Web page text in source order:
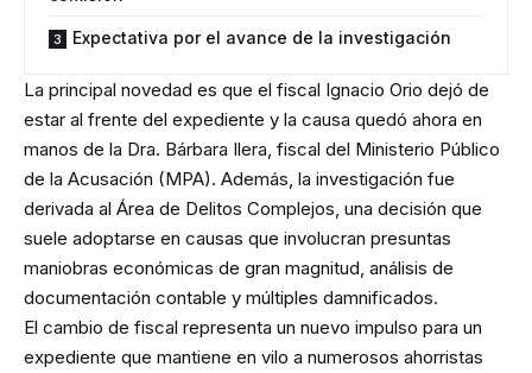
Expectativa por el avance de la investigación
La principal novedad es que el fiscal Ignacio Orio dejó de
estar al frente del expediente y la causa quedó ahora en
manos de la Dra. Bárbara Ilera, fiscal del Ministerio Público
de la Acusación (MPA). Además, la investigación fue
derivada al Área de Delitos Complejos, una decisión que
suele adoptarse en causas que involucran presuntas
maniobras económicas de gran magnitud, análisis de
documentación contable y múltiples damnificados.
El cambio de fiscal representa un nuevo impulso para un
expediente que mantiene en vilo a numerosos ahorristas